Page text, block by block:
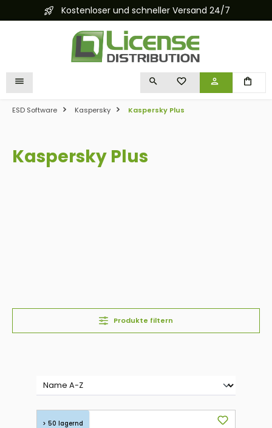
springenKostenloser und schneller Versand 24/7
DU HAST 0 PRODUKTE
ESD Software Kaspersky Kaspersky Plus
Kaspersky Plus
Produkte filtern
> 50 lagernd